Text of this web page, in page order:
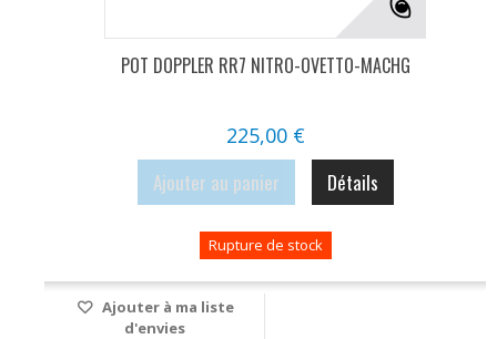
POT DOPPLER RR7 NITRO-OVETTO-MACHG
225,00 €
Ajouter au panier Détails
Rupture de stock
Ajouter à ma liste
d'envies